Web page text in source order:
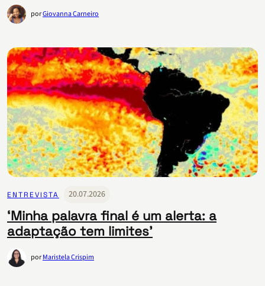
porGiovanna Carneiro
ENTREVISTA 20.07.2026
‘Minha palavra final é um alerta: a
adaptação tem limites’
porMaristela Crispim